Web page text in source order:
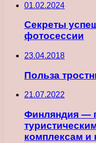
01.02.2024
Секреты
фотосессии
23.04.2018
Польза
21.07.2022
Финляндия —
комплексам и